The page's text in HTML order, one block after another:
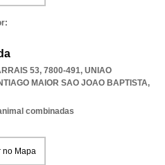
53, 7800-491, UNIAO
MAIOR SAO JOAO BAPTISTA,
combinadas
no Mapa